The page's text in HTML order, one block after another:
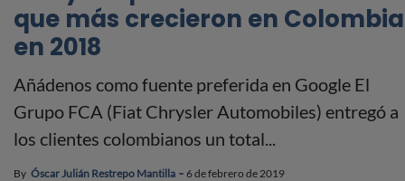
que más crecieron en Colombia
en 2018
Añádenos como fuente preferida en Google El
Grupo FCA (Fiat Chrysler Automobiles) entregó a
los clientes colombianos un total...
By Óscar Julián Restrepo Mantilla 6 de febrero de 2019